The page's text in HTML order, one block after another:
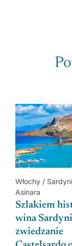
Włochy /
Asinara
Szlakiem
wina
zwiedzanie